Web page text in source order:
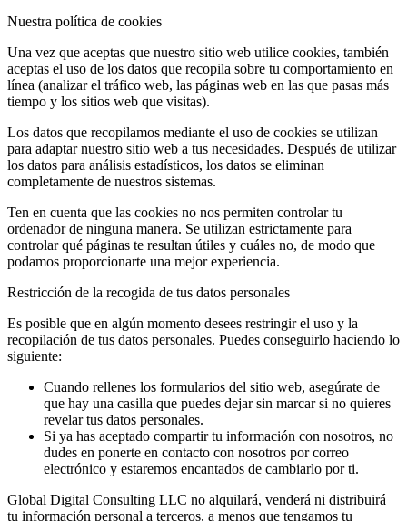
Nuestra política de cookies
Una vez que aceptas que nuestro sitio web utilice cookies, también
aceptas el uso de los datos que recopila sobre tu comportamiento en
línea (analizar el tráfico web, las páginas web en las que pasas más
tiempo y los sitios web que visitas).
Los datos que recopilamos mediante el uso de cookies se utilizan
para adaptar nuestro sitio web a tus necesidades. Después de utilizar
los datos para análisis estadísticos, los datos se eliminan
completamente de nuestros sistemas.
Ten en cuenta que las cookies no nos permiten controlar tu
ordenador de ninguna manera. Se utilizan estrictamente para
controlar qué páginas te resultan útiles y cuáles no, de modo que
podamos proporcionarte una mejor experiencia.
Restricción de la recogida de tus datos personales
Es posible que en algún momento desees restringir el uso y la
recopilación de tus datos personales. Puedes conseguirlo haciendo lo
siguiente:
Cuando rellenes los formularios del sitio web, asegúrate de
que hay una casilla que puedes dejar sin marcar si no quieres
revelar tus datos personales.
Si ya has aceptado compartir tu información con nosotros, no
dudes en ponerte en contacto con nosotros por correo
electrónico y estaremos encantados de cambiarlo por ti.
Global Digital Consulting LLC no alquilará, venderá ni distribuirá
tu información personal a terceros, a menos que tengamos tu